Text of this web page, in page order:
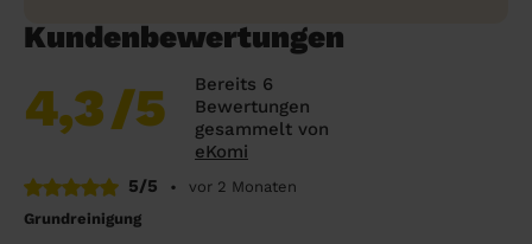
Kundenbewertungen
4,3/5
Bereits 6
Bewertungen
gesammelt von
eKomi
5/5
•
vor 2 Monaten
Grundreinigung